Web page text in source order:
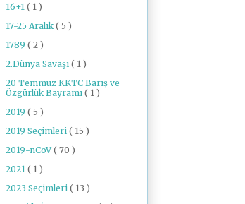
16+1 ( 1 )
17-25 Aralık ( 5 )
1789 ( 2 )
2.Dünya Savaşı ( 1 )
20 Temmuz KKTC Barış ve
Özgürlük Bayramı ( 1 )
2019 ( 5 )
2019 Seçimleri ( 15 )
2019-nCoV( 70 )
2021 ( 1 )
2023 Seçimleri ( 13 )